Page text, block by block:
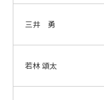
三井 勇
若林 頌太